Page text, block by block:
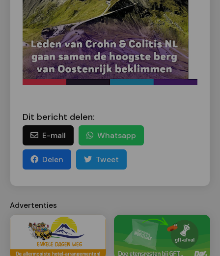
Dit bericht delen:
E-mail Whatsapp
Delen Tweet
Advertenties